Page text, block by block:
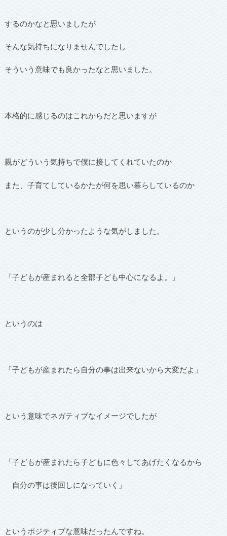
するのかなと思いましたが
そんな気持ちになりませんでしたし
そういう意味でも良かったなと思いました。
本格的に感じるのはこれからだと思いますが
親がどういう気持ちで僕に接してくれていたのか
また、子育てしているかたが何を思い暮らしているのか
というのが少し分かったような気がしました。
「子どもが産まれると全部子ども中心になるよ。」
というのは
「子どもが産まれたら自分の事は出来ないから大変だよ」
という意味でネガティブなイメージでしたが
「子どもが産まれたら子どもに色々してあげたくなるから
自分の事は後回しになっていく」
というポジティブな意味だったんですね。